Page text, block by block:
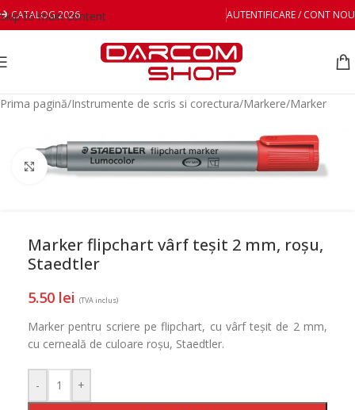
Skip to main content
CATALOG 2026 AUTENTIFICARE / CONT NOU
Prima pagină/Instrumente de scris si corectura/Markere/Marker
Mareste
Marker flipchart vârf teșit 2 mm, roșu,
Staedtler
5.50 lei (TVA inclus)
Marker pentru scriere pe flipchart, cu vârf teșit de 2 mm,
cu cerneală de culoare roșu, Staedtler.
- +